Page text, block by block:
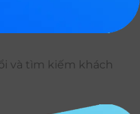
và tìm kiếm khách